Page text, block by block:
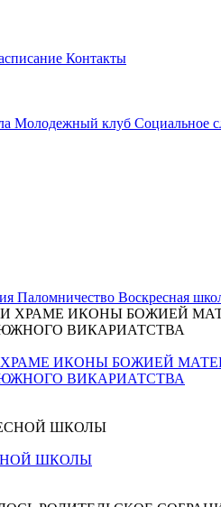
Контакты
Молодежный клуб Социальное
Паломничество Воскресная
ИКОНЫ БОЖИЕЙ
ВИКАРИАТСТВА
ШКОЛЫ